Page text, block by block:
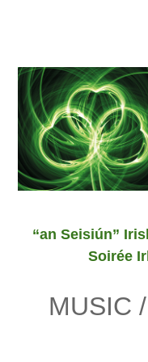
“an Seisiún”
Soirée
MUSIC